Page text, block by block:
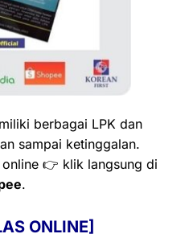
berbagai LPK dan
sampai ketinggalan.
👉 klik langsung di
.
ONLINE]